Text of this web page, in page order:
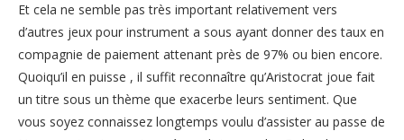
Et cela ne semble pas très important relativement vers
d’autres jeux pour instrument a sous ayant donner des taux en
compagnie de paiement attenant près de 97% ou bien encore.
Quoiqu’il en puisse , il suffit reconnaître qu’Aristocrat joue fait
un titre sous un thème que exacerbe leurs sentiment. Que
vous soyez connaissez longtemps voulu d’assister au passe de